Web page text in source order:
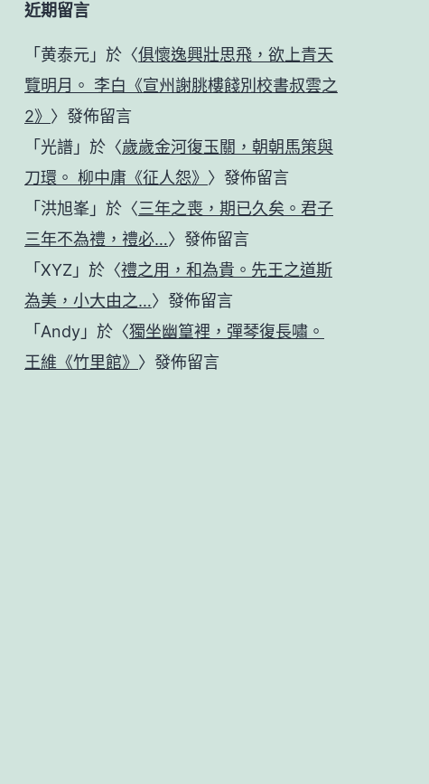
近期留言
「 黄泰元 」於〈俱懷逸興壯思飛，欲上青天
覽明月。 李白《宣州謝朓樓餞別校書叔雲之
2》 〉發佈留言
「 光譜 」於〈歲歲金河復玉關，朝朝馬策與
刀環。 柳中庸《征人怨》 〉發佈留言
「 洪旭峯 」於〈三年之喪，期已久矣。君子
三年不為禮，禮必…〉發佈留言
「 XYZ 」於〈禮之用，和為貴。先王之道斯
為美，小大由之…〉發佈留言
「 Andy 」於〈獨坐幽篁裡，彈琴復長嘯。
王維《竹里館》 〉發佈留言